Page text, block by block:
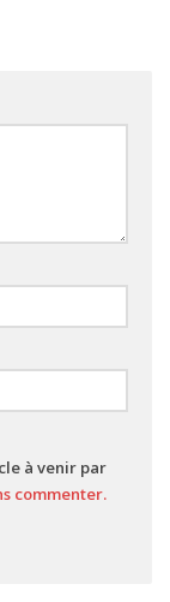
à venir par
commenter.